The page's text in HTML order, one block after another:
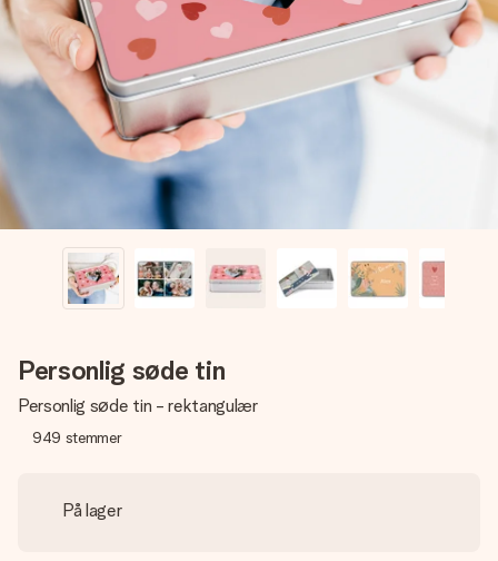
Lav noget særligt i blot få trin – med hendes navn, et
billede af dig eller en besked, der går lige i hendes hjerte.
Intet besvær men udelukkende en masse kærlighed i
øjeblikket.
Personlig søde tin
Personlig søde tin - rektangulær
949 stemmer
På lager